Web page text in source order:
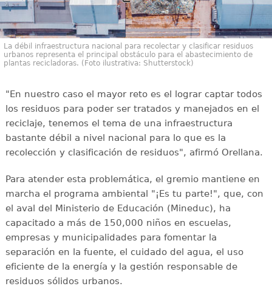
La débil infraestructura nacional para recolectar y clasificar residuos
urbanos representa el principal obstáculo para el abastecimiento de
plantas recicladoras. (Foto ilustrativa: Shutterstock)
"En nuestro caso el mayor reto es el lograr captar todos
los residuos para poder ser tratados y manejados en el
reciclaje, tenemos el tema de una infraestructura
bastante débil a nivel nacional para lo que es la
recolección y clasificación de residuos", afirmó Orellana.
Para atender esta problemática, el gremio mantiene en
marcha el programa ambiental "¡Es tu parte!", que, con
el aval del Ministerio de Educación (Mineduc), ha
capacitado a más de 150,000 niños en escuelas,
empresas y municipalidades para fomentar la
separación en la fuente, el cuidado del agua, el uso
eficiente de la energía y la gestión responsable de
residuos sólidos urbanos.